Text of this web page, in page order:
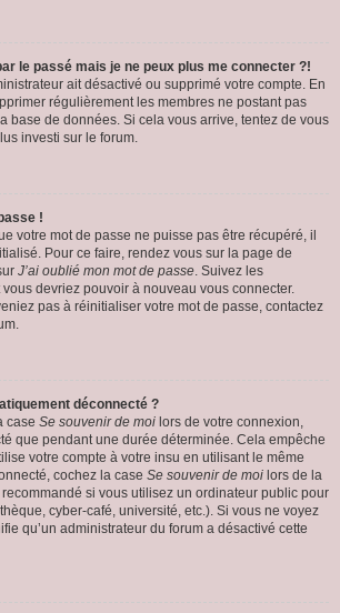
le passé mais je ne peux plus me connecter ?!
ait désactivé ou supprimé votre compte. En
régulièrement les membres ne postant pas
base de données. Si cela vous arrive, tentez de vous
investi sur le forum.
!
votre mot de passe ne puisse pas être récupéré, il
Pour ce faire, rendez vous sur la page de
J’ai oublié mon mot de passe. Suivez les
devriez pouvoir à nouveau vous connecter.
pas à réinitialiser votre mot de passe, contactez
déconnecté ?
case Se souvenir de moi lors de votre connexion,
que pendant une durée déterminée. Cela empêche
votre compte à votre insu en utilisant le même
cochez la case Se souvenir de moi lors de la
recommandé si vous utilisez un ordinateur public pour
cyber-café, université, etc.). Si vous ne voyez
qu’un administrateur du forum a désactivé cette